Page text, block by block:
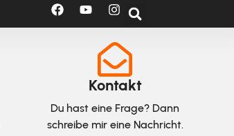
Kontakt
Du hast eine Frage? Dann
schreibe mir eine Nachricht.